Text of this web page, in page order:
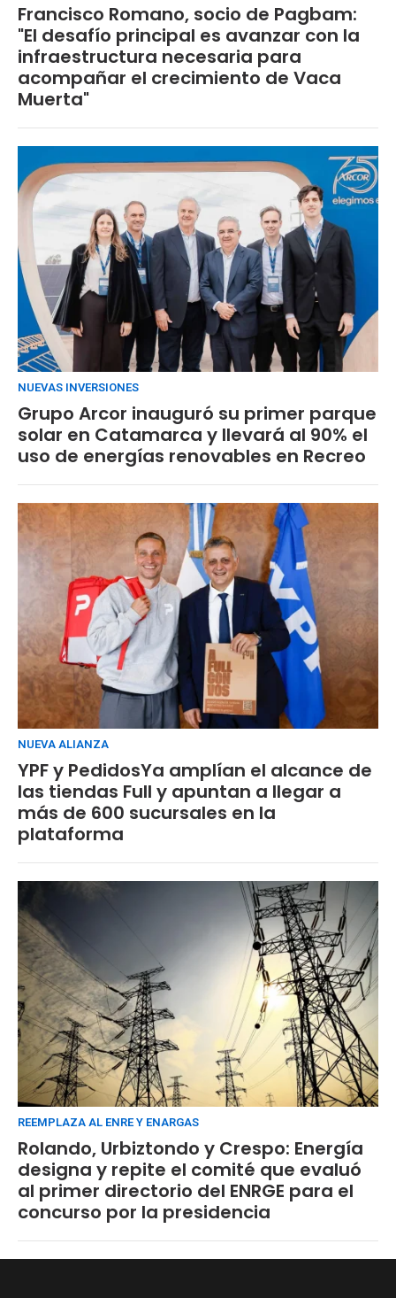
Francisco Romano, socio de Pagbam:
"El desafío principal es avanzar con la
infraestructura necesaria para
acompañar el crecimiento de Vaca
Muerta"
NUEVAS INVERSIONES
Grupo Arcor inauguró su primer parque
solar en Catamarca y llevará al 90% el
uso de energías renovables en Recreo
NUEVA ALIANZA
YPF y PedidosYa amplían el alcance de
las tiendas Full y apuntan a llegar a
más de 600 sucursales en la
plataforma
REEMPLAZA AL ENRE Y ENARGAS
Rolando, Urbiztondo y Crespo: Energía
designa y repite el comité que evaluó
al primer directorio del ENRGE para el
concurso por la presidencia